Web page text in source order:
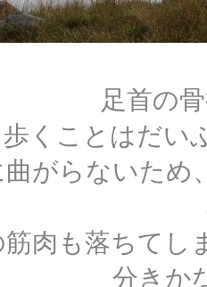
足首の
くことはだい
曲がらないため
肉も落ちてし
分きか